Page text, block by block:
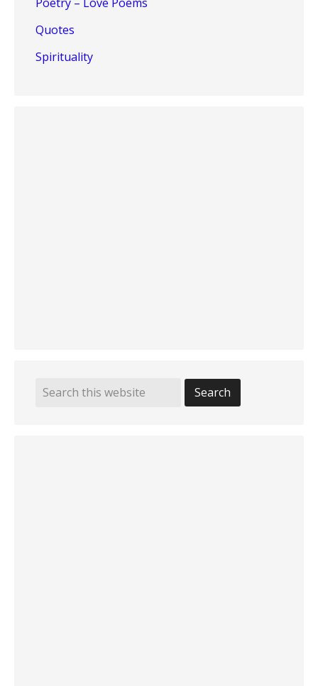
Quotes
Spirituality